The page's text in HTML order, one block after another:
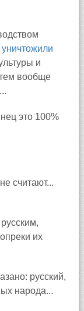
уничтожили
и
вообще
это 100%
считают...
их
русский,
народа...